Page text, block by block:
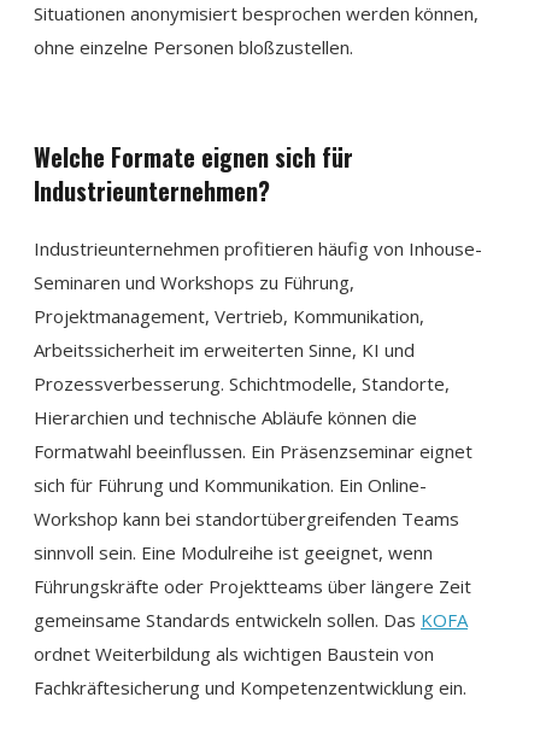
Situationen anonymisiert besprochen werden können,
ohne einzelne Personen bloßzustellen.
Welche Formate eignen sich für
Industrieunternehmen?
Industrieunternehmen profitieren häufig von Inhouse-
Seminaren und Workshops zu Führung,
Projektmanagement, Vertrieb, Kommunikation,
Arbeitssicherheit im erweiterten Sinne, KI und
Prozessverbesserung. Schichtmodelle, Standorte,
Hierarchien und technische Abläufe können die
Formatwahl beeinflussen. Ein Präsenzseminar eignet
sich für Führung und Kommunikation. Ein Online-
Workshop kann bei standortübergreifenden Teams
sinnvoll sein. Eine Modulreihe ist geeignet, wenn
Führungskräfte oder Projektteams über längere Zeit
gemeinsame Standards entwickeln sollen. Das KOFA
ordnet Weiterbildung als wichtigen Baustein von
Fachkräftesicherung und Kompetenzentwicklung ein.